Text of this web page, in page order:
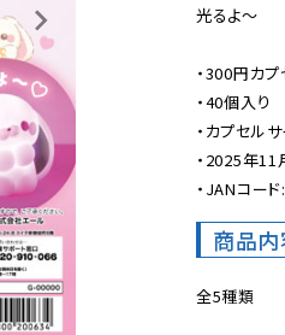
光るよ〜
・300円カプ
・40個入り
・カプセル
・2025年
・JANコー
商品
全5種類